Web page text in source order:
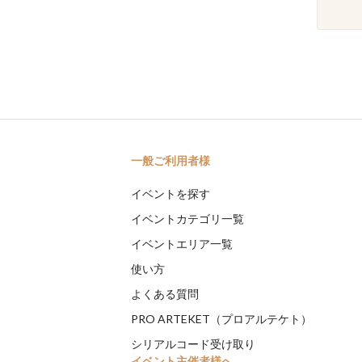
一般ご利用者様
イベントを探す
イベントカテゴリ一覧
イベントエリア一覧
使い方
よくある質問
PRO ARTEKET（プロアルテケト）
シリアルコード受け取り